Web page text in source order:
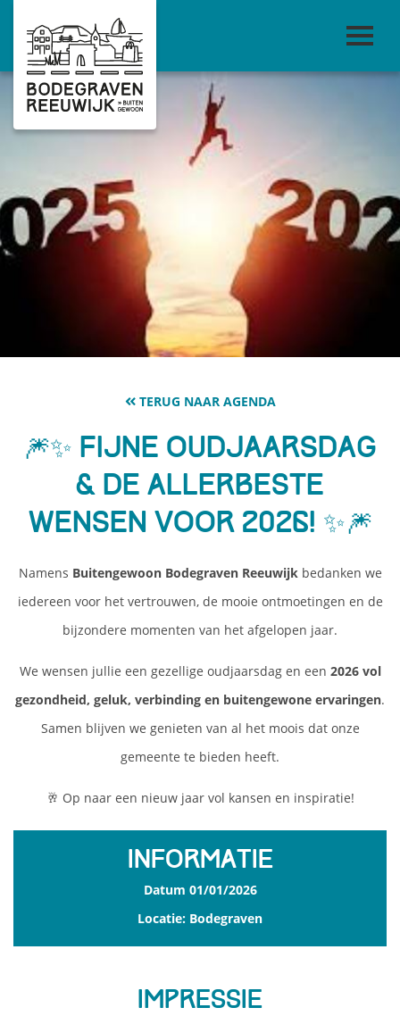
TERUG NAAR AGENDA
🎆✨ Fijne Oudjaarsdag
& de allerbeste
wensen voor 2026! ✨🎆
Namens Buitengewoon Bodegraven Reeuwijkbedanken we
iedereen voor het vertrouwen, de mooie ontmoetingen en de
bijzondere momenten van het afgelopen jaar.
We wensen jullie een gezellige oudjaarsdag en een 2026 vol
gezondheid, geluk, verbinding en buitengewone ervaringen.
Samen blijven we genieten van al het moois dat onze
gemeente te bieden heeft.
🥂 Op naar een nieuw jaar vol kansen en inspiratie!
Informatie
Datum 01/01/2026
Locatie: Bodegraven
Impressie